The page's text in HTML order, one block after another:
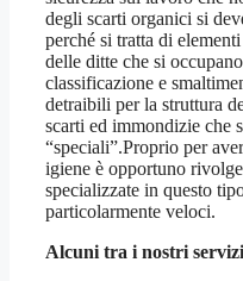
degli scarti organici si
perché si tratta di
delle ditte che si
classificazione e
detraibili per la struttura
scarti ed immondizie che
“speciali”.Proprio per
igiene è opportuno
specializzate in questo
particolarmente veloci.
Alcuni tra i nostri